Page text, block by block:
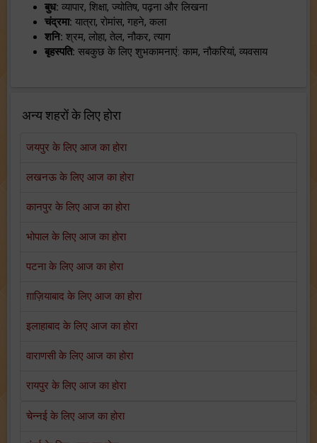
बुध: व्यापार, शिक्षा, ज्योतिष, पढ़ना और लिखना
चंद्रमा: यात्रा, रोमांस, गहने, कला
शनि: श्रम, लोहा, तेल, नौकर, त्याग
बृहस्पति: सबकुछ के लिए शुभकामनाएं: काम, नौकरियां, व्यवसाय
अन्य शहरों के लिए होरा
जयपुर के लिए आज का होरा
लखनऊ के लिए आज का होरा
कानपुर के लिए आज का होरा
भोपाल के लिए आज का होरा
पटना के लिए आज का होरा
ग़ाज़ियाबाद के लिए आज का होरा
इलाहाबाद के लिए आज का होरा
वाराणसी के लिए आज का होरा
रायपुर के लिए आज का होरा
चेन्नई के लिए आज का होरा